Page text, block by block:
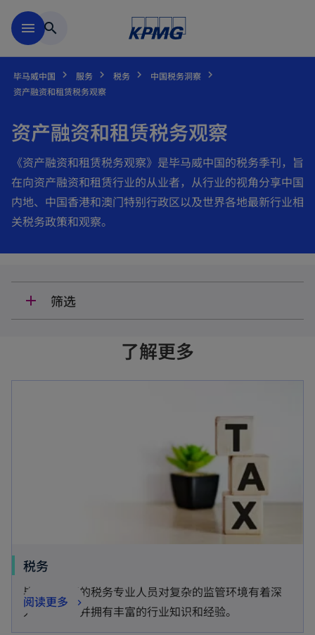
menu search
毕马威中国 服务 税务
中国税务洞察
资产融资和租赁税务观察
资产融资和租赁税务观察
《资产融资和租赁税务观察》是毕马威中国的税务季刊，旨
在向资产融资和租赁行业的从业者，从行业的视角分享中国
内地、中国香港和澳门特别行政区以及世界各地最新行业相
关税务政策和观察。
add 筛选
了解更多
税务
毕马威中国的税务专业人员对复杂的监管环境有着深
入的了解，并拥有丰富的行业知识和经验。
阅读更多